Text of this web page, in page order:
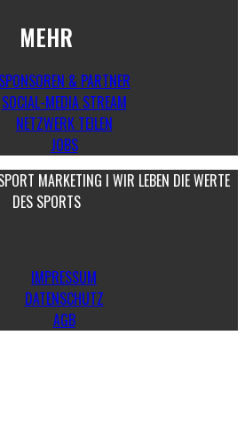
MEHR
SPONSOREN & PARTNER
SOCIAL-MEDIA STREAM
NETZWERK TEILEN
JOBS
MARKETING I WIR LEBEN DIE WERTE
DES SPORTS
IMPRESSUM
DATENSCHUTZ
AGB